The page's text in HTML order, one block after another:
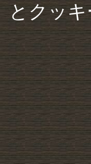
とクッ